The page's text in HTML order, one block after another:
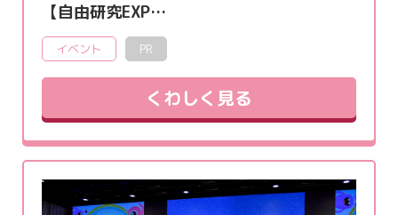
【自由研究EXP…
イベント PR
くわしく見る